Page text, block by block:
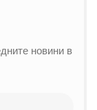
новини в